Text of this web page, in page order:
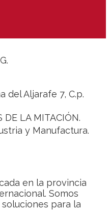
del Aljarafe 7, C.p.
DE LA MITACIÓN.
y Manufactura.
en la provincia
Somos
para la